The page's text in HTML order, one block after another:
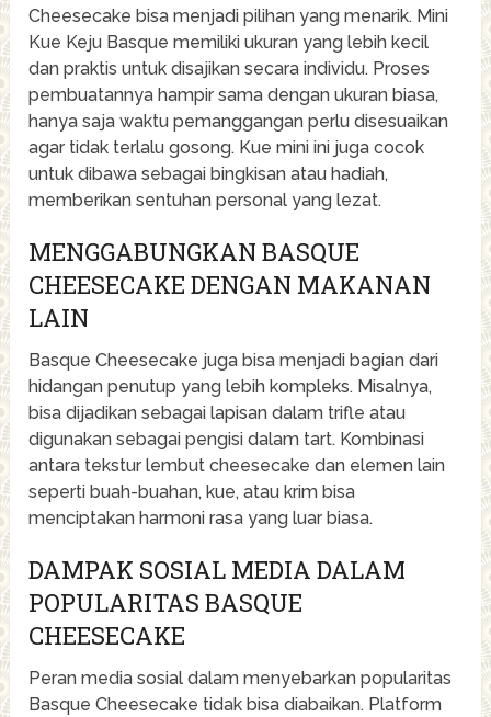
Cheesecake bisa menjadi pilihan yang menarik. Mini
Kue Keju Basque memiliki ukuran yang lebih kecil
dan praktis untuk disajikan secara individu. Proses
pembuatannya hampir sama dengan ukuran biasa,
hanya saja waktu pemanggangan perlu disesuaikan
agar tidak terlalu gosong. Kue mini ini juga cocok
untuk dibawa sebagai bingkisan atau hadiah,
memberikan sentuhan personal yang lezat.
MENGGABUNGKAN BASQUE
CHEESECAKE DENGAN MAKANAN
LAIN
Basque Cheesecake juga bisa menjadi bagian dari
hidangan penutup yang lebih kompleks. Misalnya,
bisa dijadikan sebagai lapisan dalam trifle atau
digunakan sebagai pengisi dalam tart. Kombinasi
antara tekstur lembut cheesecake dan elemen lain
seperti buah-buahan, kue, atau krim bisa
menciptakan harmoni rasa yang luar biasa.
DAMPAK SOSIAL MEDIA DALAM
POPULARITAS BASQUE
CHEESECAKE
Peran media sosial dalam menyebarkan popularitas
Basque Cheesecake tidak bisa diabaikan. Platform